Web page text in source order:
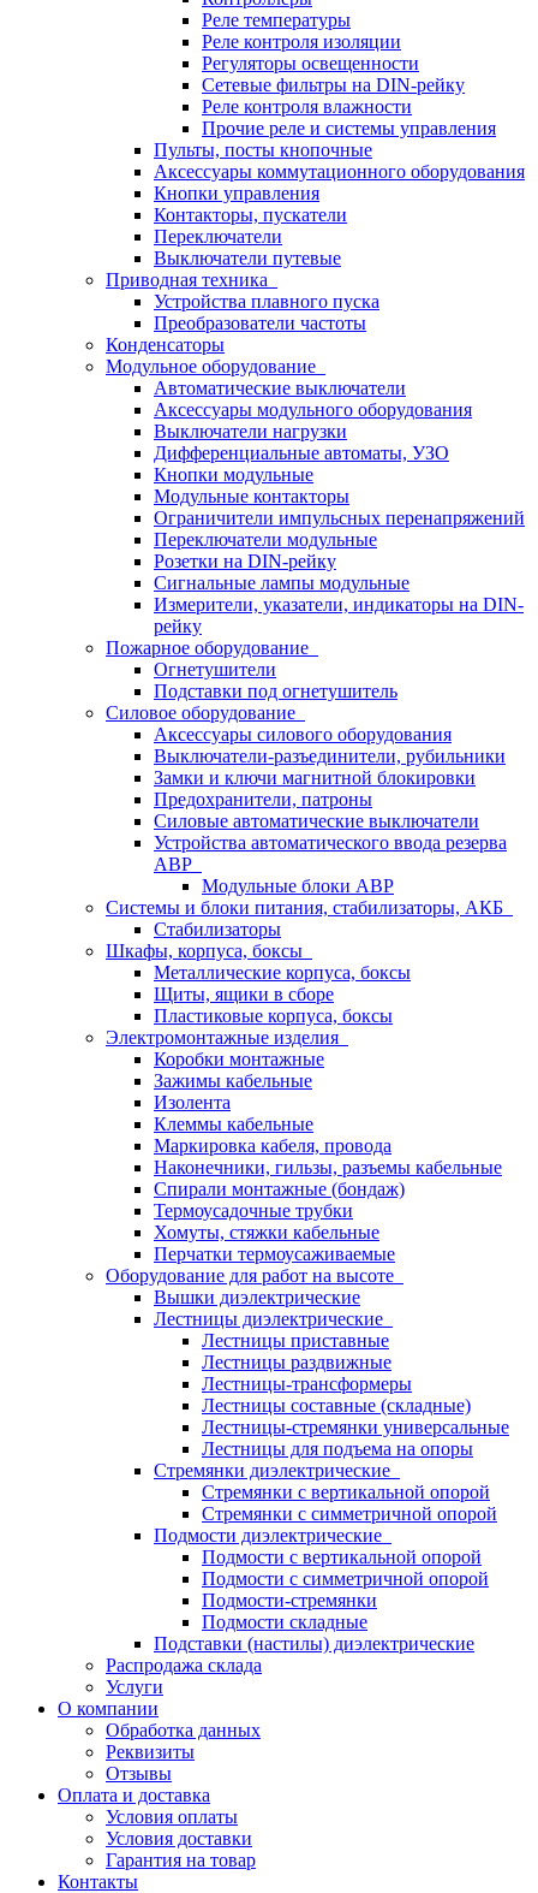
Реле температуры
Реле контроля изоляции
Регуляторы освещенности
Сетевые фильтры на DIN-рейку
Реле контроля влажности
Прочие реле и системы управления
Пульты, посты кнопочные
Аксессуары коммутационного оборудования
Кнопки управления
Контакторы, пускатели
Переключатели
Выключатели путевые
Приводная техника
Устройства плавного пуска
Преобразователи частоты
Конденсаторы
Модульное оборудование
Автоматические выключатели
Аксессуары модульного оборудования
Выключатели нагрузки
Дифференциальные автоматы, УЗО
Кнопки модульные
Модульные контакторы
Ограничители импульсных перенапряжений
Переключатели модульные
Розетки на DIN-рейку
Сигнальные лампы модульные
Измерители, указатели, индикаторы на DIN-
рейку
Пожарное оборудование
Огнетушители
Подставки под огнетушитель
Силовое оборудование
Аксессуары силового оборудования
Выключатели-разъединители, рубильники
Замки и ключи магнитной блокировки
Предохранители, патроны
Силовые автоматические выключатели
Устройства автоматического ввода резерва
АВР
Модульные блоки АВР
Системы и блоки питания, стабилизаторы, АКБ
Стабилизаторы
Шкафы, корпуса, боксы
Металлические корпуса, боксы
Щиты, ящики в сборе
Пластиковые корпуса, боксы
Электромонтажные изделия
Коробки монтажные
Зажимы кабельные
Изолента
Клеммы кабельные
Маркировка кабеля, провода
Наконечники, гильзы, разъемы кабельные
Спирали монтажные (бондаж)
Термоусадочные трубки
Хомуты, стяжки кабельные
Перчатки термоусаживаемые
Оборудование для работ на высоте
Вышки диэлектрические
Лестницы диэлектрические
Лестницы приставные
Лестницы раздвижные
Лестницы-трансформеры
Лестницы составные (складные)
Лестницы-стремянки универсальные
Лестницы для подъема на опоры
Стремянки диэлектрические
Стремянки с вертикальной опорой
Стремянки с симметричной опорой
Подмости диэлектрические
Подмости с вертикальной опорой
Подмости с симметричной опорой
Подмости-стремянки
Подмости складные
Подставки (настилы) диэлектрические
Распродажа склада
Услуги
О компании
Обработка данных
Реквизиты
Отзывы
Оплата и доставка
Условия оплаты
Условия доставки
Гарантия на товар
Контакты